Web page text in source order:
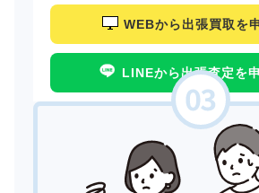
WEBから出張買取を
LINEから出張査定を